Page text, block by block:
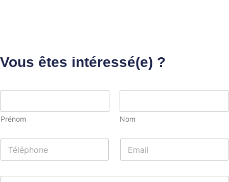
Vous êtes intéressé(e) ?
Prénom Nom